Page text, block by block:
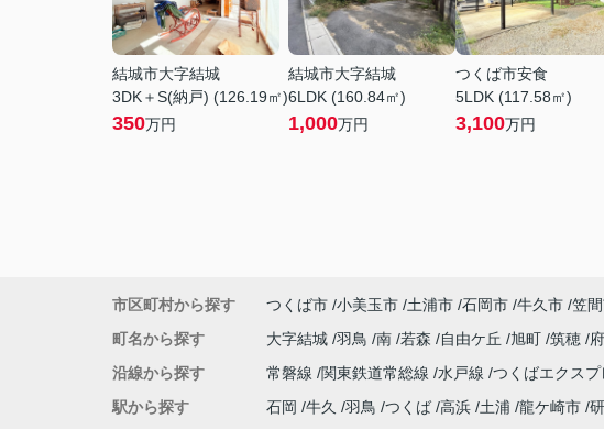
結城市大字結城
3DK＋S(納戸) (126.19㎡)
350万円
結城市大字結城
6LDK (160.84㎡)
1,000万円
つくば市安食
5LDK (117.58㎡)
3,100万円
市区町村から探す つくば市 小美玉市 土浦市 石岡市 牛久市 笠
町名から探す
大字結城 羽鳥 南 若森 自由ケ丘 旭町 筑穂
沿線から探す
常磐線 関東鉄道常総線 水戸線 つくばエクスプ
駅から探す
石岡 牛久 羽鳥 つくば 高浜 土浦 龍ケ崎市